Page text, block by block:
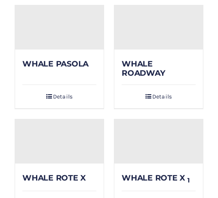
WHALE PASOLA
Details
WHALE
ROADWAY
Details
WHALE ROTE X WHALE ROTE X 1